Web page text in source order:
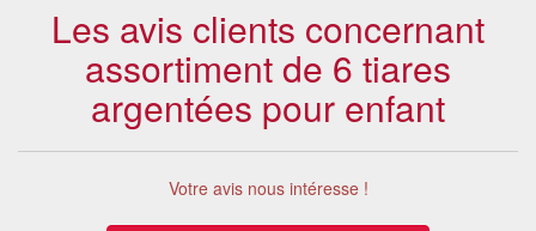
Les avis clients concernant
assortiment de 6 tiares
argentées pour enfant
Votre avis nous intéresse !